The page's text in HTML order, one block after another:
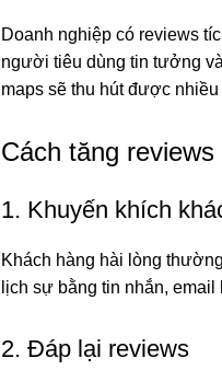
Doanh nghiệp có reviews
người tiêu dùng tin tưởng
maps sẽ thu hút được
Cách tăng
1. Khuyến khích
Khách hàng hài lòng
lịch sự bằng tin nhắn,
2. Đáp lại reviews